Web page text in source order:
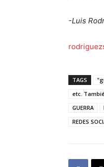
-Luis
TAGS
etc.
GUERRA
REDES